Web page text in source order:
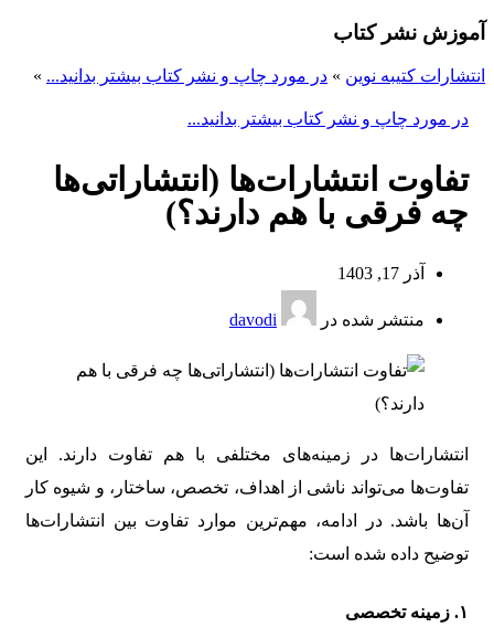
آموزش نشر کتاب
انتشارات کتیبه نوین » در مورد چاپ و نشر کتاب بیشتر بدانید... »
در مورد چاپ و نشر کتاب بیشتر بدانید...
تفاوت انتشارات‌ها (انتشاراتی‌ها
چه فرقی با هم دارند؟)
آذر 17, 1403
منتشر شده در davodi
انتشارات‌ها در زمینه‌های مختلفی با هم تفاوت دارند. این
تفاوت‌ها می‌تواند ناشی از اهداف، تخصص، ساختار، و شیوه کار
آن‌ها باشد. در ادامه، مهم‌ترین موارد تفاوت بین انتشارات‌ها
توضیح داده شده است:
۱. زمینه تخصصی